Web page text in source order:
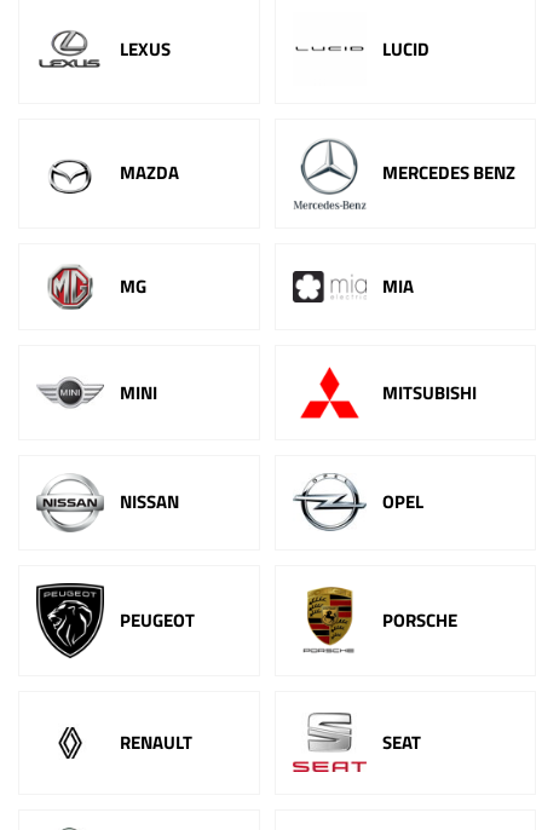
LEXUS LUCID
MAZDA MERCEDES BENZ
MG MIA
MINI MITSUBISHI
NISSAN OPEL
PEUGEOT PORSCHE
RENAULT SEAT